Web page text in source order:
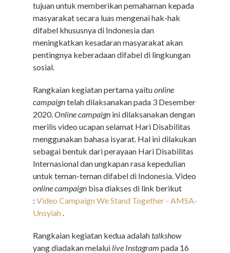
tujuan untuk memberikan pemahaman kepada
masyarakat secara luas mengenai hak-hak
difabel khususnya di Indonesia dan
meningkatkan kesadaran masyarakat akan
pentingnya keberadaan difabel di lingkungan
sosial.
Rangkaian kegiatan pertama yaituonline
campaigntelah dilaksanakan pada 3 Desember
2020.Online campaign ini dilaksanakan dengan
merilis video ucapan selamat Hari Disabilitas
menggunakan bahasa isyarat. Hal ini dilakukan
sebagai bentuk dari perayaan Hari Disabilitas
Internasional dan ungkapan rasa kepedulian
untuk teman-teman difabel di Indonesia. Video
online campaign bisa diakses di link berikut
: Video Campaign We Stand Together - AMSA-
Unsyiah .
Rangkaian kegiatan kedua adalahtalkshow
yang diadakan melalui live Instagram pada 16